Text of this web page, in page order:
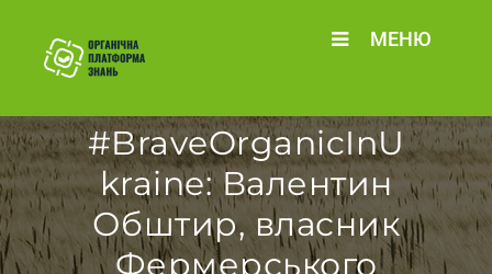
МЕНЮ
#BraveOrganicInU
kraine: Валентин
Обштир, власник
Фермерського